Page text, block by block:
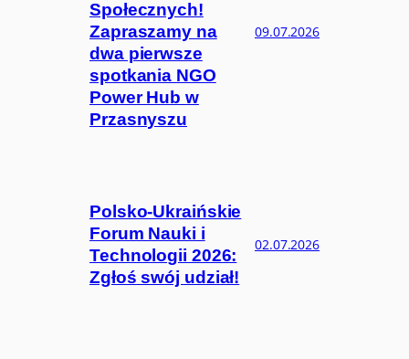
Społecznych!
Zapraszamy na
dwa pierwsze
spotkania NGO
Power Hub w
Przasnyszu
09.07.2026
Polsko-Ukraińskie
Forum Nauki i
Technologii 2026:
Zgłoś swój udział!
02.07.2026